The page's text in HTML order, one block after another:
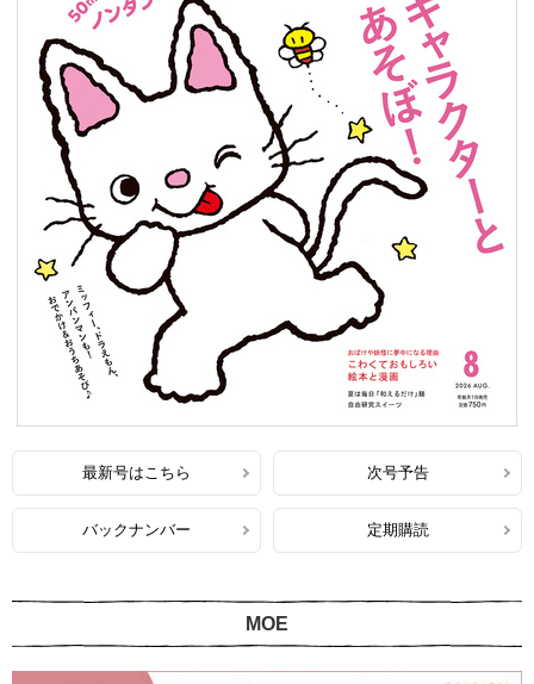
最新号はこちら 次号予告
バックナンバー 定期購読
MOE